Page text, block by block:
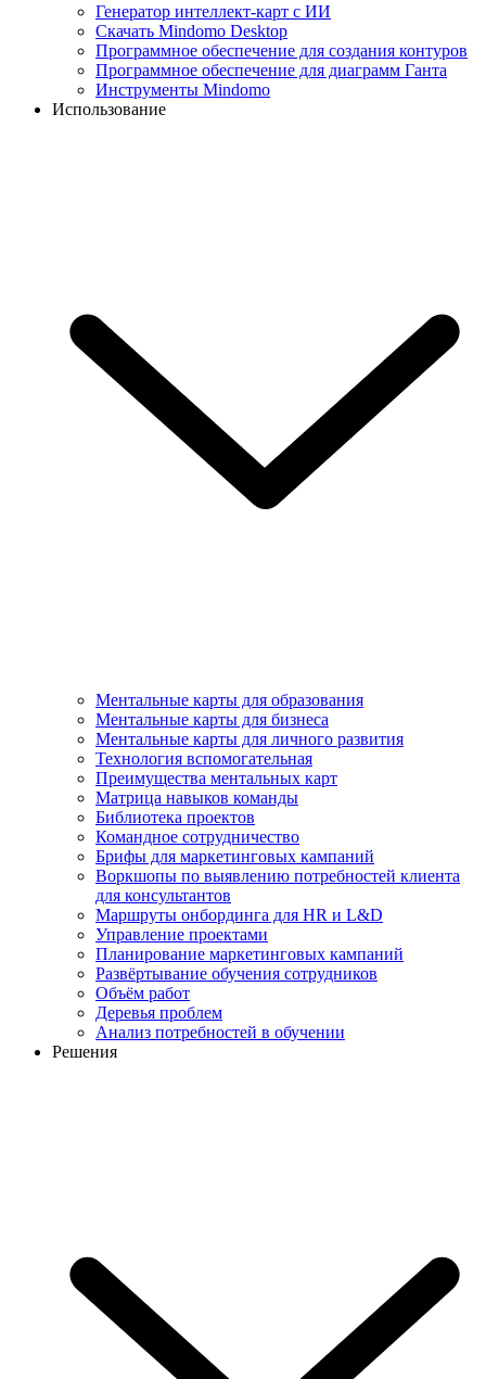
Генератор интеллект-карт с ИИ
Скачать Mindomo Desktop
Программное обеспечение для создания контуров
Программное обеспечение для диаграмм Ганта
Инструменты Mindomo
Использование
Ментальные карты для образования
Ментальные карты для бизнеса
Ментальные карты для личного развития
Технология вспомогательная
Преимущества ментальных карт
Матрица навыков команды
Библиотека проектов
Командное сотрудничество
Брифы для маркетинговых кампаний
Воркшопы по выявлению потребностей клиента
для консультантов
Маршруты онбординга для HR и L&D
Управление проектами
Планирование маркетинговых кампаний
Развёртывание обучения сотрудников
Объём работ
Деревья проблем
Анализ потребностей в обучении
Решения